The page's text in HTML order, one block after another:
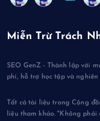
Miễn Trừ Trách
SEO GenZ - Thành lập với
phí, hỗ trợ học tập và nghiên
Tất cả tài liệu trong Cộng
liệu tham khảo. "Không